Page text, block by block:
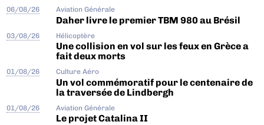
06/08/26 Aviation Générale
Daher livre le premier TBM 980 au Brésil
03/08/26 Hélicoptère
Une collision en vol sur les feux en Grèce a
fait deux morts
01/08/26 Culture Aéro
Un vol commémoratif pour le centenaire de
la traversée de Lindbergh
01/08/26 Aviation Générale
Le projet Catalina II